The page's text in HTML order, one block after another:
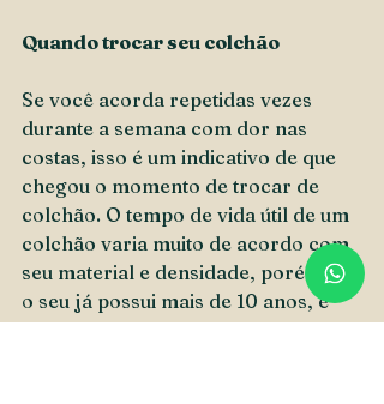
Quando trocar seu colchão
Se você acorda repetidas vezes
durante a semana com dor nas
costas, isso é um indicativo de que
chegou o momento de trocar de
colchão. O tempo de vida útil de um
colchão varia muito de acordo com
seu material e densidade, porém, se
o seu já possui mais de 10 anos, é
interessante trocar por um novo.